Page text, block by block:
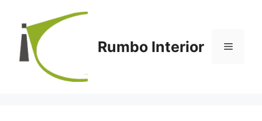
contenido
Rumbo Interior Menú